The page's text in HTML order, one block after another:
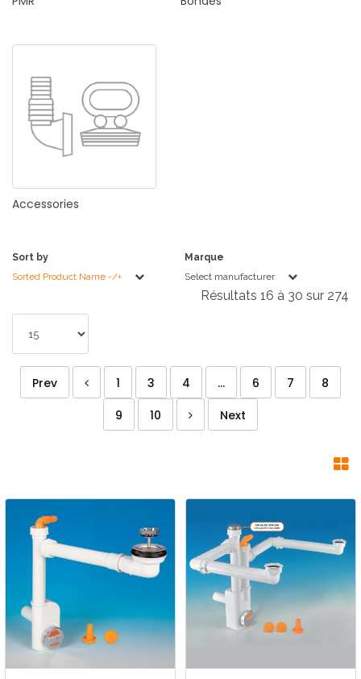
Accessories
Sort by
Sorted Product Name -/+
Marque
Select manufacturer
Résultats 16 à 30 sur 274
Prev 1 3 4 ... 6 7
8
9
10 Next